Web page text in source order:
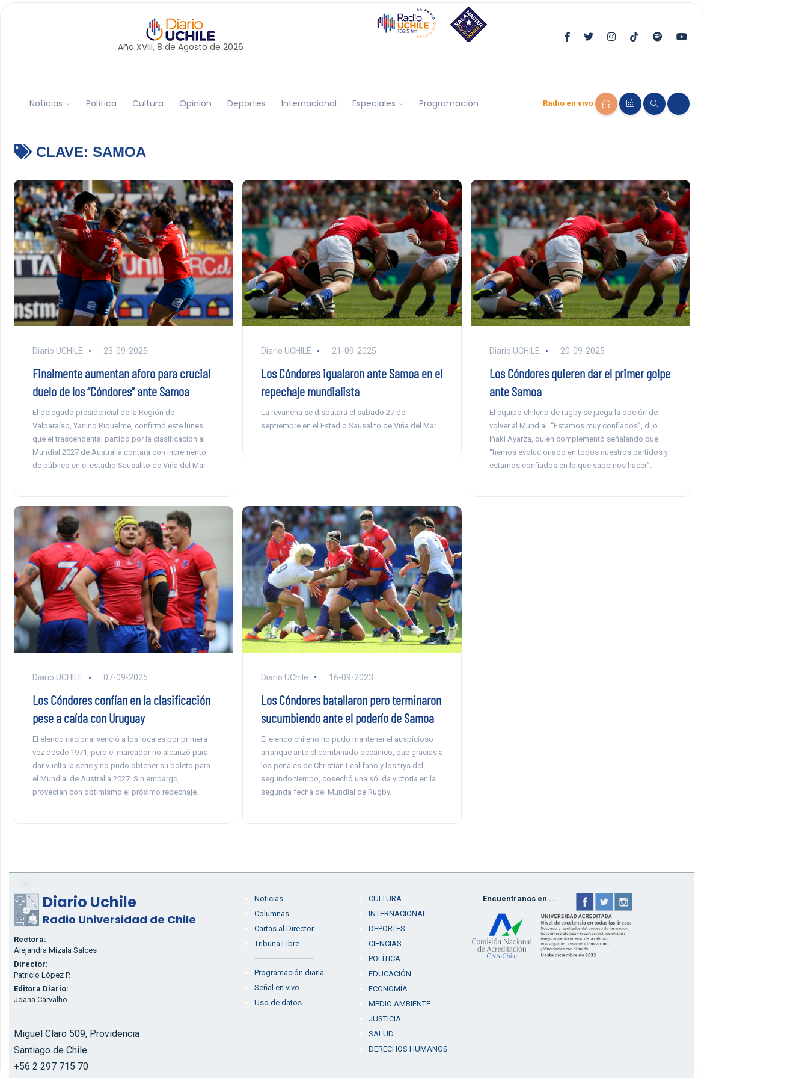
Año XVIII, 8 de Agosto de 2026
Noticias Política Cultura Opinión Deportes Internacional Especiales Programación Radio en vivo
CLAVE: SAMOA
Diario UCHILE 23-09-2025
Finalmente aumentan aforo para crucial
duelo de los “Cóndores” ante Samoa
El delegado presidencial de la Región de
Valparaíso, Yanino Riquelme, confirmó este lunes
que el trascendental partido por la clasificación al
Mundial 2027 de Australia contará con incremento
de público en el estadio Sausalito de Viña del Mar.
Diario UCHILE 21-09-2025
Los Cóndores igualaron ante Samoa en el
repechaje mundialista
La revancha se disputará el sábado 27 de
septiembre en el Estadio Sausalito de Viña del Mar.
Diario UCHILE 20-09-2025
Los Cóndores quieren dar el primer golpe
ante Samoa
El equipo chileno de rugby se juega la opción de
volver al Mundial. “Estamos muy confiados”, dijo
Iñaki Ayarza, quien complementó señalando que
“hemos evolucionado en todos nuestros partidos y
estamos confiados en lo que sabemos hacer”.
Diario UCHILE 07-09-2025
Los Cóndores confían en la clasificación
pese a caída con Uruguay
El elenco nacional venció a los locales por primera
vez desde 1971, pero el marcador no alcanzó para
dar vuelta la serie y no pudo obtener su boleto para
el Mundial de Australia 2027. Sin embargo,
proyectan con optimismo el próximo repechaje.
Diario UChile 16-09-2023
Los Cóndores batallaron pero terminaron
sucumbiendo ante el poderío de Samoa
El elenco chileno no pudo mantener el auspicioso
arranque ante el combinado oceánico, que gracias a
los penales de Christian Lealifano y los trys del
segundo tiempo, cosechó una sólida victoria en la
segunda fecha del Mundial de Rugby.
Diario Uchile
Radio Universidad de Chile
Rectora:
Alejandra Mizala Salces
Director:
Patricio López P.
Editora Diario:
Joana Carvalho
Miguel Claro 509, Providencia
Santiago de Chile
+56 2 297 715 70
Noticias
Columnas
Cartas al Director
Tribuna Libre
Programación diaria
Señal en vivo
Uso de datos
CULTURA
INTERNACIONAL
DEPORTES
CIENCIAS
POLÍTICA
EDUCACIÓN
ECONOMÍA
MEDIO AMBIENTE
JUSTICIA
SALUD
DERECHOS HUMANOS
Encuentranos en ...